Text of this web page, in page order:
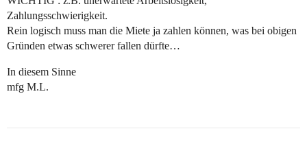
Zahlungsschwierigkeit.
Rein logisch muss man die Miete ja zahlen können, was bei obigen
Gründen etwas schwerer fallen dürfte…
In diesem Sinne
mfg M.L.